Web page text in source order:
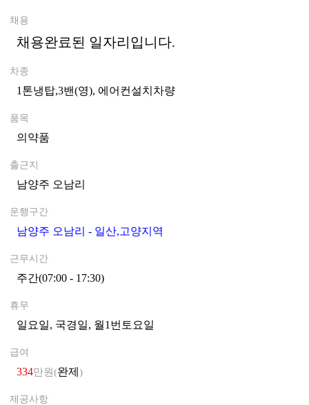
채용
채용완료된 일자리입니다.
차종
1톤냉탑,3밴(영), 에어컨설치차량
품목
의약품
출근지
남양주 오남리
운행구간
남양주 오남리 - 일산,고양지역
근무시간
주간(07:00 - 17:30)0
휴무
일요일, 국경일, 월1번토요일
급여
334만원(완제 )
제공사항